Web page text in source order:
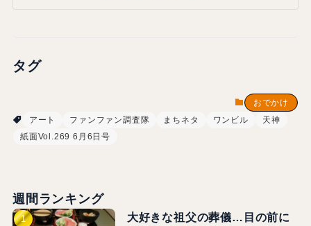
タグ
おでかけ
アート
ファンファン調査隊 まちネタ ワンビル
天神
紙面Vol.269 6月6日号
週間ランキング
大好きな祖父の葬儀…目の前に